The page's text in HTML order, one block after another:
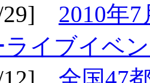
29] 2010年
ライブイベ